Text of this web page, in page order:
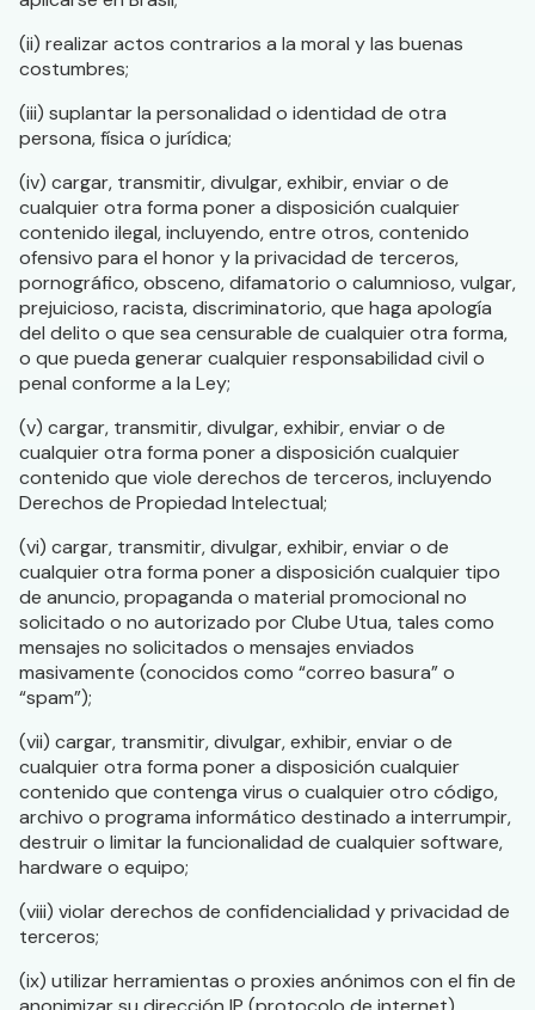
(ii) realizar actos contrarios a la moral y las buenas
costumbres;
(iii) suplantar la personalidad o identidad de otra
persona, física o jurídica;
(iv) cargar, transmitir, divulgar, exhibir, enviar o de
cualquier otra forma poner a disposición cualquier
contenido ilegal, incluyendo, entre otros, contenido
ofensivo para el honor y la privacidad de terceros,
pornográfico, obsceno, difamatorio o calumnioso, vulgar,
prejuicioso, racista, discriminatorio, que haga apología
del delito o que sea censurable de cualquier otra forma,
o que pueda generar cualquier responsabilidad civil o
penal conforme a la Ley;
(v) cargar, transmitir, divulgar, exhibir, enviar o de
cualquier otra forma poner a disposición cualquier
contenido que viole derechos de terceros, incluyendo
Derechos de Propiedad Intelectual;
(vi) cargar, transmitir, divulgar, exhibir, enviar o de
cualquier otra forma poner a disposición cualquier tipo
de anuncio, propaganda o material promocional no
solicitado o no autorizado por Clube Utua, tales como
mensajes no solicitados o mensajes enviados
masivamente (conocidos como “correo basura” o
“spam”);
(vii) cargar, transmitir, divulgar, exhibir, enviar o de
cualquier otra forma poner a disposición cualquier
contenido que contenga virus o cualquier otro código,
archivo o programa informático destinado a interrumpir,
destruir o limitar la funcionalidad de cualquier software,
hardware o equipo;
(viii) violar derechos de confidencialidad y privacidad de
terceros;
(ix) utilizar herramientas o proxies anónimos con el fin de